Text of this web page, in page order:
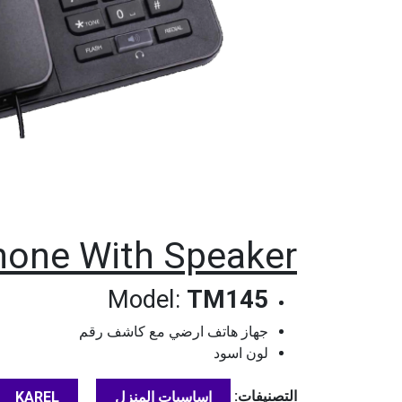
With Speaker
Model: TM145
جهاز هاتف ارضي مع كاشف رقم
لون اسود
التصنيفات: اساسيات المنزل KAREL